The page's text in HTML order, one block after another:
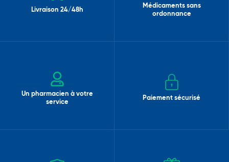
Livraison 24/48h
Médicaments sans
ordonnance
Un pharmacien à votre
service
Paiement sécurisé